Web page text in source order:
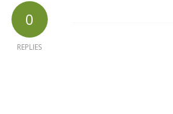
0
REPLIES